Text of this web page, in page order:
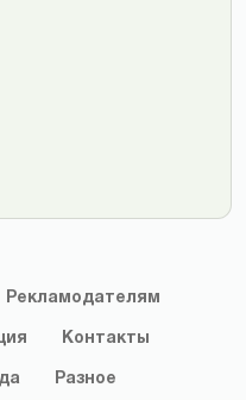
Рекламодателям
Контакты
Разное